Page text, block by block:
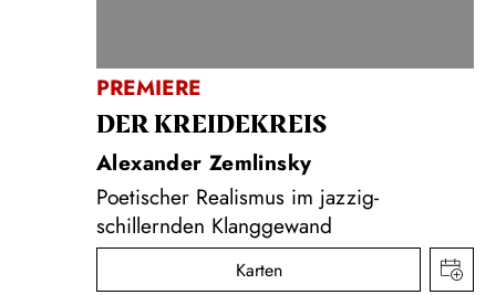
PREMIERE
DER KREIDE­KREIS
Alexander Zemlinsky
Poetischer Realismus im jazzig-
schillernden Klanggewand
Karten